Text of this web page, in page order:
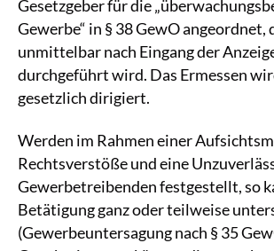
Gesetzgeber für die
Gewerbe“ in § 38 GewO angeordnet,
unmittelbar nach Eingang der
durchgeführt wird. Das Ermessen
gesetzlich dirigiert.
Werden im Rahmen einer
Rechtsverstöße und eine
Gewerbetreibenden festgestellt, so
Betätigung ganz oder teilweise
(Gewerbeuntersagung nach § 35